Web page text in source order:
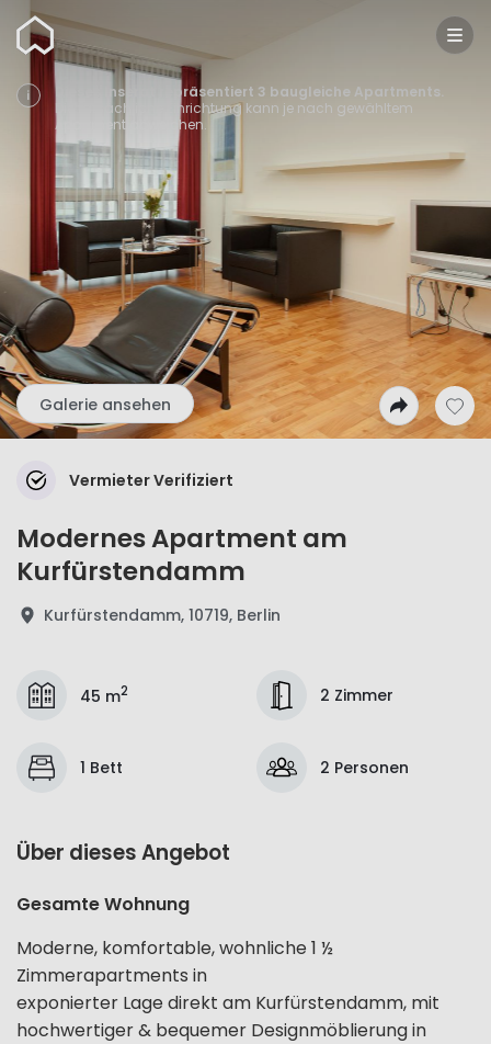
Wunderflats
Galerie ansehen
Dieses Inserat repräsentiert 3 baugleiche Apartments.
Die tatsächliche Einrichtung kann je nach gewähltem
Apartment abweichen.
Vermieter Verifiziert
Modernes Apartment am
Kurfürstendamm
Kurfürstendamm, 10719, Berlin
45 m2 2 Zimmer
1 Bett 2 Personen
Über dieses Angebot
Gesamte Wohnung
Moderne, komfortable, wohnliche 1 ½
Zimmerapartments in
exponierter Lage direkt am Kurfürstendamm, mit
hochwertiger & bequemer Designmöblierung in